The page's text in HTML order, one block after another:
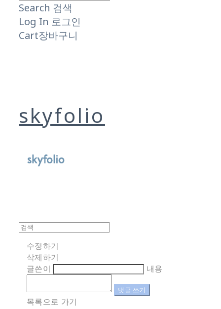
Search 검색
Log In 로그인
Cart장바구니
skyfolio
수정하기
삭제하기
글쓴이
내용
댓글 쓰기
목록으로 가기